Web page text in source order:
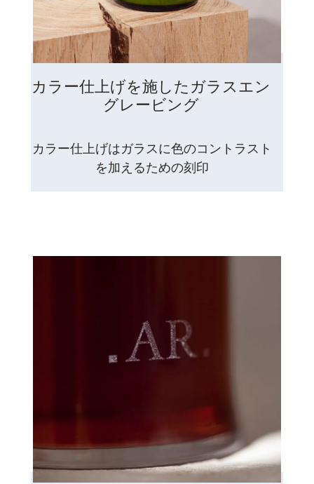
カラー仕上げを施したガラスエン
グレービング
カラー仕上げはガラスに色のコントラスト
を加えるための刻印